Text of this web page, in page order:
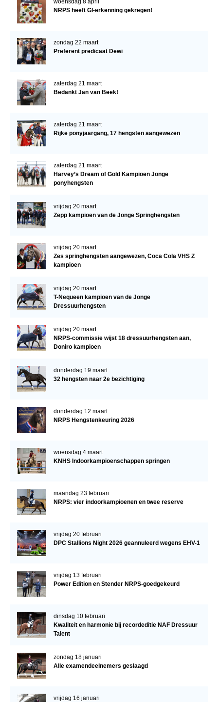
woensdag 8 april
NRPS heeft GI-erkenning gekregen!
zondag 22 maart
Preferent predicaat Dewi
zaterdag 21 maart
Bedankt Jan van Beek!
zaterdag 21 maart
Rijke ponyjaargang, 17 hengsten aangewezen
zaterdag 21 maart
Harvey’s Dream of Gold Kampioen Jonge
ponyhengsten
vrijdag 20 maart
Zepp kampioen van de Jonge Springhengsten
vrijdag 20 maart
Zes springhengsten aangewezen, Coca Cola VHS Z
kampioen
vrijdag 20 maart
T-Nequeen kampioen van de Jonge
Dressuurhengsten
vrijdag 20 maart
NRPS-commissie wijst 18 dressuurhengsten aan,
Doniro kampioen
donderdag 19 maart
32 hengsten naar 2e bezichtiging
donderdag 12 maart
NRPS Hengstenkeuring 2026
woensdag 4 maart
KNHS Indoorkampioenschappen springen
maandag 23 februari
NRPS: vier indoorkampioenen en twee reserve
vrijdag 20 februari
DPC Stallions Night 2026 geannuleerd wegens EHV-1
vrijdag 13 februari
Power Edition en Stender NRPS-goedgekeurd
dinsdag 10 februari
Kwaliteit en harmonie bij recordeditie NAF Dressuur
Talent
zondag 18 januari
Alle examendeelnemers geslaagd
vrijdag 16 januari